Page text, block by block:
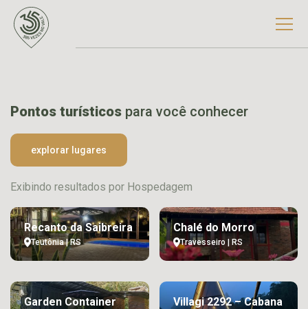
Pontos turísticos para você conhecer
explorar lugares
Exibindo resultados por Hospedagem
Recanto da Saibreira
Teutônia | RS
Chalé do Morro
Travesseiro | RS
Garden Container Villagi 2292 – Cabana